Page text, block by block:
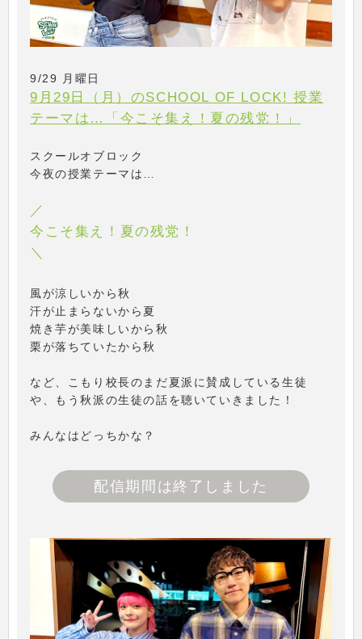
9/29 月曜日
9月29日（月）のSCHOOL OF LOCK! 授業
テーマは…「今こそ集え！夏の残党！」
スクールオブロック
今夜の授業テーマは…
／
今こそ集え！夏の残党！
＼
風が涼しいから秋
汗が止まらないから夏
焼き芋が美味しいから秋
栗が落ちていたから秋
など、こもり校長のまだ夏派に賛成している生徒
や、もう秋派の生徒の話を聴いていきました！
みんなはどっちかな？
配信期間は終了しました